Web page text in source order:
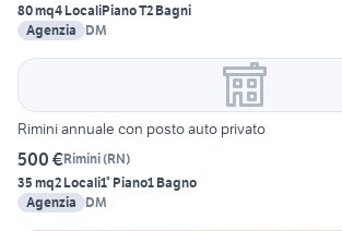
80 mq4 LocaliPiano T2 Bagni
Agenzia
DM
Rimini annuale con posto auto privato
500 €Rimini(RN)
35 mq2 Locali1° Piano1 Bagno
Agenzia
DM